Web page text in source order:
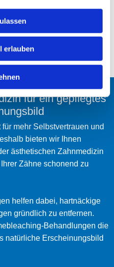
erlauben
für ein gepflegtes
mehr Selbstvertrauen und
bieten wir Ihnen
ästhetischen Zahnmedizin
Zähne schonend zu
helfen dabei, hartnäckige
gründlich zu entfernen.
Behandlungen die
natürliche Erscheinungsbild